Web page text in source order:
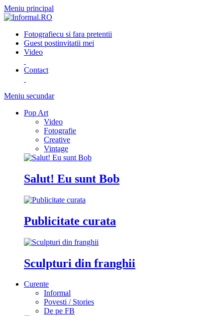
Meniu principal
Fotografiecu si fara pretentii
Guest postinvitatii mei
Video
Contact
Meniu secundar
Pop Art
Video
Fotografie
Creative
Vintage
Salut! Eu sunt Bob
Publicitate curata
Sculpturi din franghii
Curente
Informal
Povesti / Stories
De pe FB